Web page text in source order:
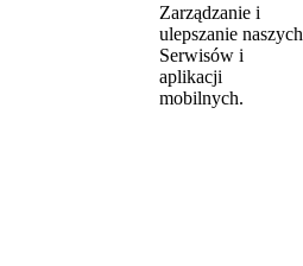
Zarządzanie i
ulepszanie naszych
Serwisów i
aplikacji
mobilnych.